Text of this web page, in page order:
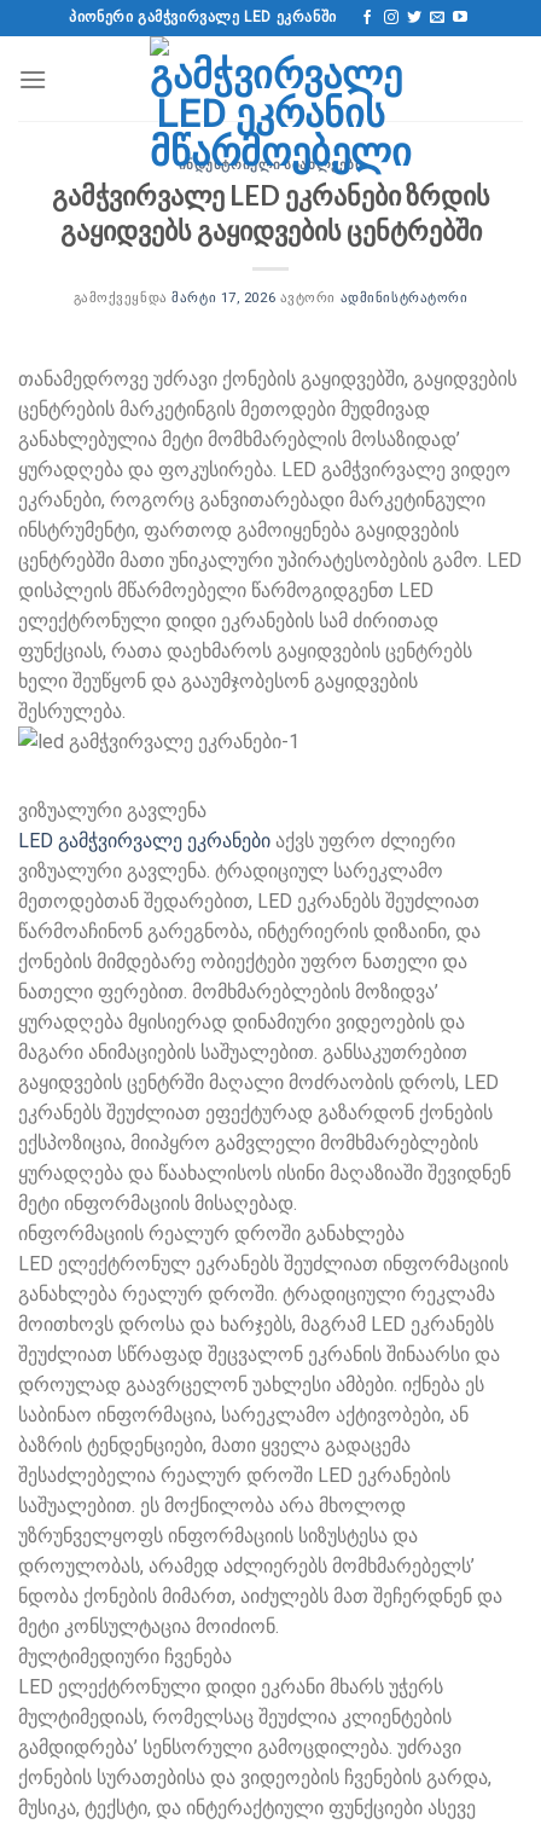
გადადით
შინაარსზე
ᲞᲘᲝᲜᲔᲠᲘ ᲒᲐᲛᲭᲕᲘᲠᲕᲐᲚᲔ LED ᲔᲙᲠᲐᲜᲨᲘ
ᲘᲜᲓᲣᲡᲢᲠᲘᲣᲚᲘ ᲡᲘᲐᲮᲚᲔᲔᲑᲘ
გამჭვირვალე LED ეკრანები ზრდის
გაყიდვებს გაყიდვების ცენტრებში
ᲒᲐᲛᲝᲥᲕᲔᲧᲜᲓᲐᲛᲐᲠᲢᲘ 17, 2026 ᲐᲕᲢᲝᲠᲘ ᲐᲓᲛᲘᲜᲘᲡᲢᲠᲐᲢᲝᲠᲘ
თანამედროვე უძრავი ქონების გაყიდვებში, გაყიდვების
ცენტრების მარკეტინგის მეთოდები მუდმივად
განახლებულია მეტი მომხმარებლის მოსაზიდად’
ყურადღება და ფოკუსირება. LED გამჭვირვალე ვიდეო
ეკრანები, როგორც განვითარებადი მარკეტინგული
ინსტრუმენტი, ფართოდ გამოიყენება გაყიდვების
ცენტრებში მათი უნიკალური უპირატესობების გამო. LED
დისპლეის მწარმოებელი წარმოგიდგენთ LED
ელექტრონული დიდი ეკრანების სამ ძირითად
ფუნქციას, რათა დაეხმაროს გაყიდვების ცენტრებს
ხელი შეუწყონ და გააუმჯობესონ გაყიდვების
შესრულება.
ვიზუალური გავლენა
LED გამჭვირვალე ეკრანები აქვს უფრო ძლიერი
ვიზუალური გავლენა. ტრადიციულ სარეკლამო
მეთოდებთან შედარებით, LED ეკრანებს შეუძლიათ
წარმოაჩინონ გარეგნობა, ინტერიერის დიზაინი, და
ქონების მიმდებარე ობიექტები უფრო ნათელი და
ნათელი ფერებით. მომხმარებლების მოზიდვა’
ყურადღება მყისიერად დინამიური ვიდეოების და
მაგარი ანიმაციების საშუალებით. განსაკუთრებით
გაყიდვების ცენტრში მაღალი მოძრაობის დროს, LED
ეკრანებს შეუძლიათ ეფექტურად გაზარდონ ქონების
ექსპოზიცია, მიიპყრო გამვლელი მომხმარებლების
ყურადღება და წაახალისოს ისინი მაღაზიაში შევიდნენ
მეტი ინფორმაციის მისაღებად.
ინფორმაციის რეალურ დროში განახლება
LED ელექტრონულ ეკრანებს შეუძლიათ ინფორმაციის
განახლება რეალურ დროში. ტრადიციული რეკლამა
მოითხოვს დროსა და ხარჯებს, მაგრამ LED ეკრანებს
შეუძლიათ სწრაფად შეცვალონ ეკრანის შინაარსი და
დროულად გაავრცელონ უახლესი ამბები. იქნება ეს
საბინაო ინფორმაცია, სარეკლამო აქტივობები, ან
ბაზრის ტენდენციები, მათი ყველა გადაცემა
შესაძლებელია რეალურ დროში LED ეკრანების
საშუალებით. ეს მოქნილობა არა მხოლოდ
უზრუნველყოფს ინფორმაციის სიზუსტესა და
დროულობას, არამედ აძლიერებს მომხმარებელს’
ნდობა ქონების მიმართ, აიძულებს მათ შეჩერდნენ და
მეტი კონსულტაცია მოიძიონ.
მულტიმედიური ჩვენება
LED ელექტრონული დიდი ეკრანი მხარს უჭერს
მულტიმედიას, რომელსაც შეუძლია კლიენტების
გამდიდრება’ სენსორული გამოცდილება. უძრავი
ქონების სურათებისა და ვიდეოების ჩვენების გარდა,
მუსიკა, ტექსტი, და ინტერაქტიული ფუნქციები ასევე